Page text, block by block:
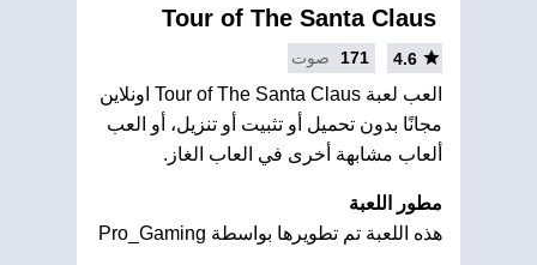
Tour of The Santa Claus
4.6
171 صوت
العب لعبة Tour of The Santa Claus اونلاين
مجانًا بدون تحميل أو تثبيت أو تنزيل، أو العب
ألعاب مشابهة أخرى في العاب الغاز.
مطور اللعبة
هذه اللعبة تم تطويرها بواسطة Pro_Gaming